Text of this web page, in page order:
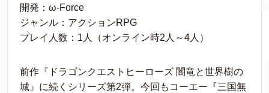
開発：ω-Force
ジャンル：アクションRPG
プレイ人数：1人（オンライン時2人～4人）
前作『ドラゴンクエストヒーローズ 闇竜と世界樹の
城』に続くシリーズ第2弾。今回もコーエー『三国無